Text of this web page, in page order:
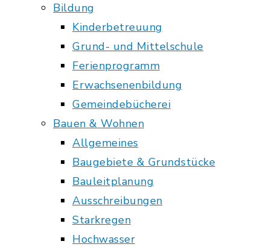
Bildung
Kinderbetreuung
Grund- und Mittelschule
Ferienprogramm
Erwachsenenbildung
Gemeindebücherei
Bauen & Wohnen
Allgemeines
Baugebiete & Grundstücke
Bauleitplanung
Ausschreibungen
Starkregen
Hochwasser